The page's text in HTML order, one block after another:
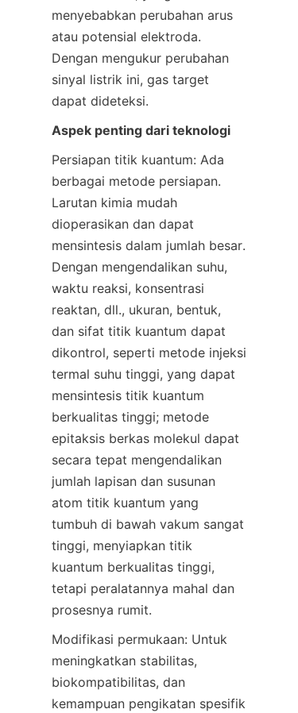
menyebabkan perubahan arus
atau potensial elektroda.
Dengan mengukur perubahan
sinyal listrik ini, gas target
dapat dideteksi.
Aspek penting dari teknologi
Persiapan titik kuantum: Ada
berbagai metode persiapan.
Larutan kimia mudah
dioperasikan dan dapat
mensintesis dalam jumlah besar.
Dengan mengendalikan suhu,
waktu reaksi, konsentrasi
reaktan, dll., ukuran, bentuk,
dan sifat titik kuantum dapat
dikontrol, seperti metode injeksi
termal suhu tinggi, yang dapat
mensintesis titik kuantum
berkualitas tinggi; metode
epitaksis berkas molekul dapat
secara tepat mengendalikan
jumlah lapisan dan susunan
atom titik kuantum yang
tumbuh di bawah vakum sangat
tinggi, menyiapkan titik
kuantum berkualitas tinggi,
tetapi peralatannya mahal dan
prosesnya rumit.
Modifikasi permukaan: Untuk
meningkatkan stabilitas,
biokompatibilitas, dan
kemampuan pengikatan spesifik